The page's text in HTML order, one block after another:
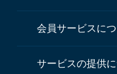
会員サービスに
サービスの提供